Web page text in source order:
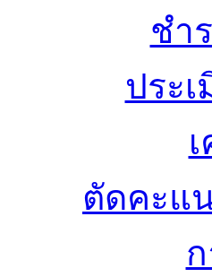
ชำ
ประ
ตัดคะแ